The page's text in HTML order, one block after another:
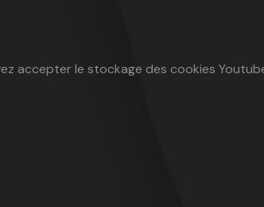
accepter le stockage des cookies